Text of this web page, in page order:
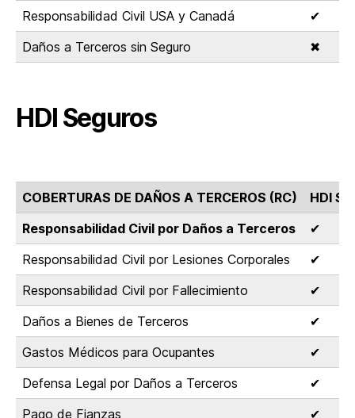
Responsabilidad Civil USA y Canadá
✔
Daños a Terceros sin Seguro
✖
HDI Seguros
COBERTURAS DE DAÑOS A TERCEROS (RC)
HDI
Responsabilidad Civil por Daños a Terceros
✔
Responsabilidad Civil por Lesiones Corporales
✔
Responsabilidad Civil por Fallecimiento
✔
Daños a Bienes de Terceros
✔
Gastos Médicos para Ocupantes
✔
Defensa Legal por Daños a Terceros
✔
Pago de Fianzas
✔